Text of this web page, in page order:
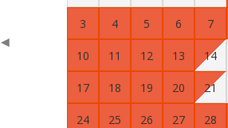
3 4 5 6 7
10 11 12 13 14
17 18 19 20 21
24 25 26 27 28
◀